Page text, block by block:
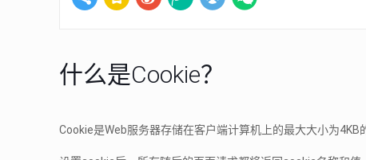
什么是Cookie？
Cookie是Web服务器存储在客户端计算机上的最大大小为4KB